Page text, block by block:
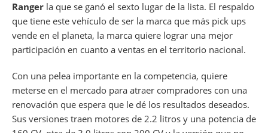
Ranger la que se ganó el sexto lugar de la lista. El respaldo
que tiene este vehículo de ser la marca que más pick ups
vende en el planeta, la marca quiere lograr una mejor
participación en cuanto a ventas en el territorio nacional.
Con una pelea importante en la competencia, quiere
meterse en el mercado para atraer compradores con una
renovación que espera que le dé los resultados deseados.
Sus versiones traen motores de 2.2 litros y una potencia de